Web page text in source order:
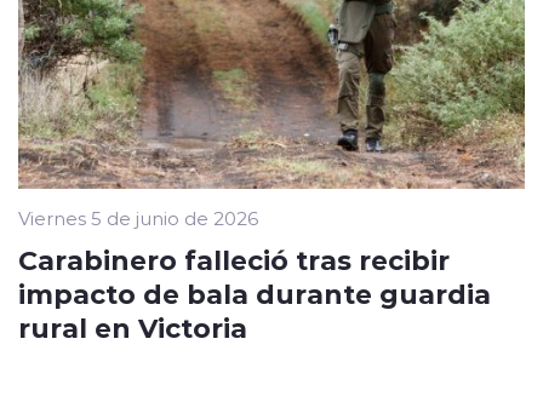
Viernes 5 de junio de 2026
Carabinero falleció tras recibir
impacto de bala durante guardia
rural en Victoria